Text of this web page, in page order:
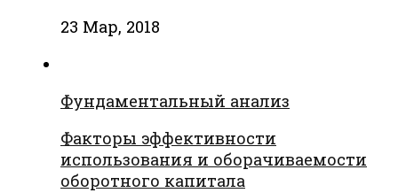
23 Мар, 2018
Фундаментальный анализ
Факторы эффективности
использования и оборачиваемости
оборотного капитала